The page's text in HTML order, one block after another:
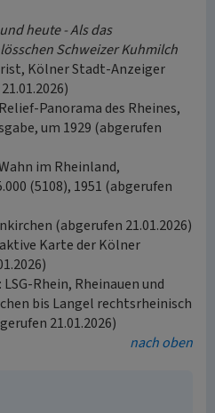
heute - Als das
Schweizer Kuhmilch
Kölner Stadt-Anzeiger
Panorama des Rheines,
um 1929 (abgerufen
im Rheinland,
(5108), 1951 (abgerufen
(abgerufen 21.01.2026)
Karte der Kölner
: LSG-Rhein, Rheinauen und
bis Langel rechtsrheinisch
21.01.2026)
nach oben